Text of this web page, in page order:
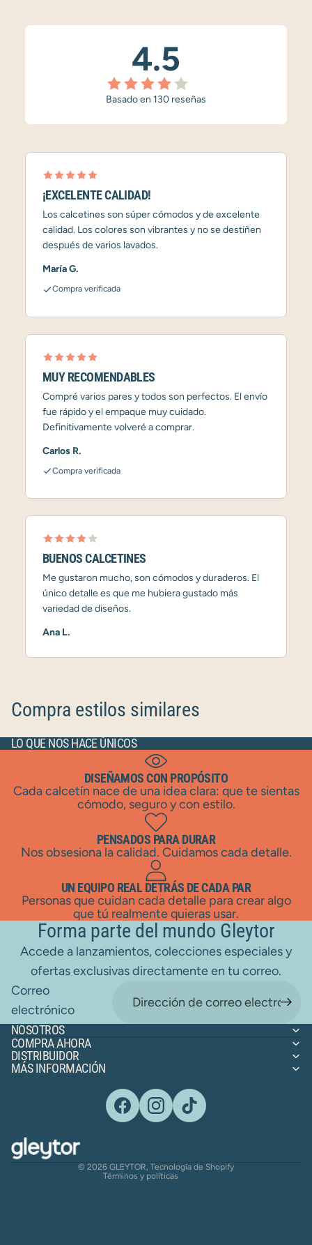
4.5
Basado en 130 reseñas
¡EXCELENTE CALIDAD!
Los calcetines son súper cómodos y de excelente
calidad. Los colores son vibrantes y no se destiñen
después de varios lavados.
María G.
Compra verificada
MUY RECOMENDABLES
Compré varios pares y todos son perfectos. El envío
fue rápido y el empaque muy cuidado.
Definitivamente volveré a comprar.
Carlos R.
Compra verificada
BUENOS CALCETINES
Me gustaron mucho, son cómodos y duraderos. El
único detalle es que me hubiera gustado más
variedad de diseños.
Ana L.
Compra estilos similares
LO QUE NOS HACE ÚNICOS
DISEÑAMOS CON PROPÓSITO
Cada calcetín nace de una idea clara: que te sientas
cómodo, seguro y con estilo.
PENSADOS PARA DURAR
Nos obsesiona la calidad. Cuidamos cada detalle.
UN EQUIPO REAL DETRÁS DE CADA PAR
Personas que cuidan cada detalle para crear algo
que tú realmente quieras usar.
Forma parte del mundo Gleytor
Accede a lanzamientos, colecciones especiales y
ofertas exclusivas directamente en tu correo.
Correo
electrónico
NOSOTROS
COMPRA AHORA
DISTRIBUIDOR
MÁS INFORMACIÓN
© 2026 GLEYTOR, Tecnología de Shopify
Términos y políticas
Política de reembolso
Política de envío